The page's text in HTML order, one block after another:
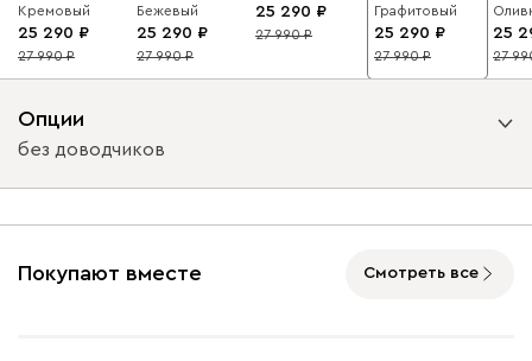
Кремовый
25 290
10
27 990
Бежевый
25 290
10
27 990
25 290
10
27 990
Графитовый
25 290
10
27 990
25
10
27
Опции
без доводчиков
Покупают вместе Смотреть все